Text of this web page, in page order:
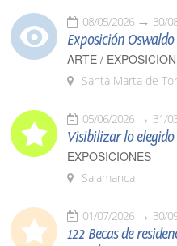
08/05/2026 30/
Exposición
ARTE /
Santa Marta de
05/06/2026 31/
Visibilizar lo elegido
EXPOSICIONES
Salamanca
01/07/2026 30/
122 Becas de